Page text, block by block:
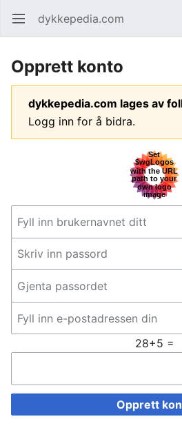
Åpne hovedmenyen dykkepedia.com
Opprett konto
dykkepedia.com lages av
Logg inn for å bidra.
28+5 =
Opprett